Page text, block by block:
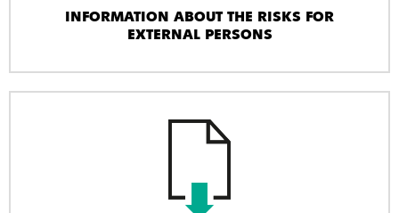
INFORMATION ABOUT THE RISKS FOR
EXTERNAL PERSONS